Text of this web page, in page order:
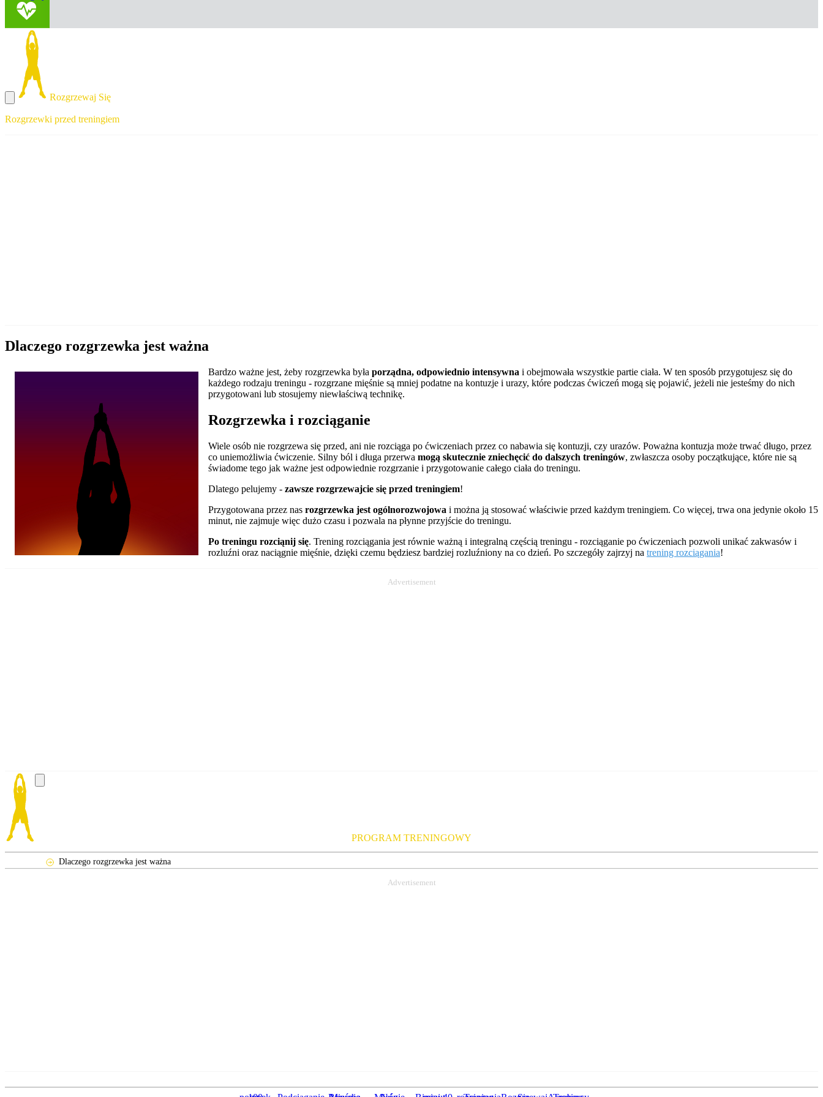
Rozgrzewaj Się
Rozgrzewki przed treningiem
Dlaczego rozgrzewka jest ważna
Bardzo ważne jest, żeby rozgrzewka była porządna, odpowiednio intensywna i obejmowała wszystkie partie ciała. W ten sposób przygotujesz się do
każdego rodzaju treningu - rozgrzane mięśnie są mniej podatne na kontuzje i urazy, które podczas ćwiczeń mogą się pojawić, jeżeli nie jesteśmy do nich
przygotowani lub stosujemy niewłaściwą technikę.
Rozgrzewka i rozciąganie
Wiele osób nie rozgrzewa się przed, ani nie rozciąga po ćwiczeniach przez co nabawia się kontuzji, czy urazów. Poważna kontuzja może trwać długo, przez
co uniemożliwia ćwiczenie. Silny ból i długa przerwa mogą skutecznie zniechęcić do dalszych treningów, zwłaszcza osoby początkujące, które nie są
świadome tego jak ważne jest odpowiednie rozgrzanie i przygotowanie całego ciała do treningu.
Dlatego pelujemy - zawsze rozgrzewajcie się przed treningiem!
Przygotowana przez nas rozgrzewka jest ogólnorozwojowa i można ją stosować właściwie przed każdym treningiem. Co więcej, trwa ona jedynie około 15
minut, nie zajmuje więc dużo czasu i pozwala na płynne przyjście do treningu.
Po treningu rozciąnij się. Trening rozciągania jest równie ważną i integralną częścią treningu - rozciąganie po ćwiczeniach pozwoli unikać zakwasów i
rozluźni oraz naciągnie mięśnie, dzięki czemu będziesz bardziej rozluźniony na co dzień. Po szczegóły zajrzyj na trening rozciągania!
Advertisement
PROGRAM TRENINGOWY
Dlaczego rozgrzewka jest ważna
Advertisement